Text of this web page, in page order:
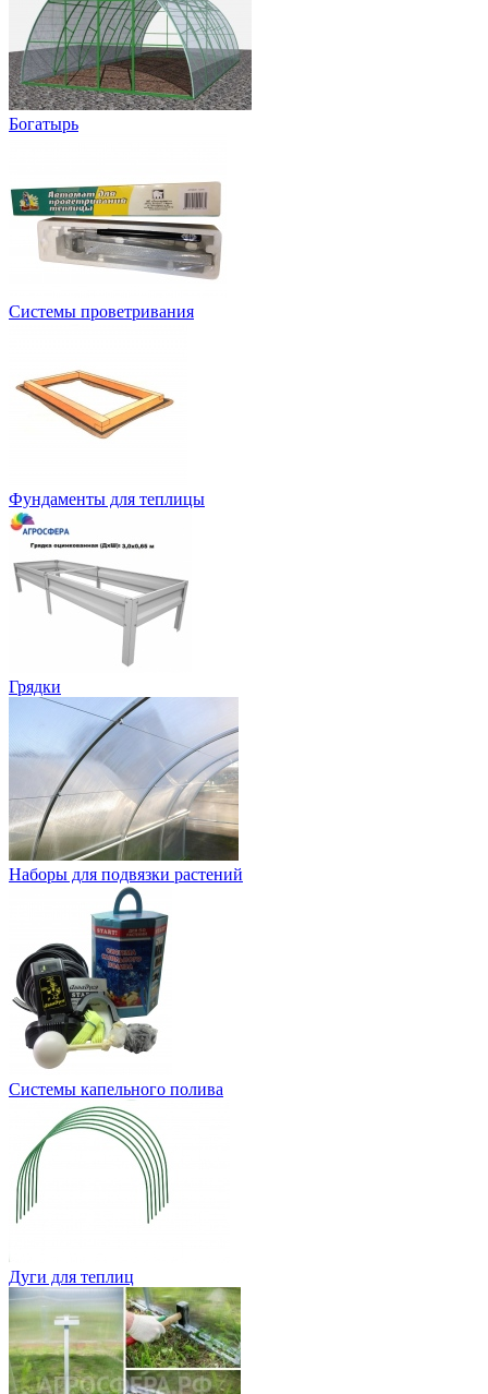
Богатырь
Системы проветривания
Фундаменты для теплицы
Грядки
Наборы для подвязки растений
Системы капельного полива
Дуги для теплиц